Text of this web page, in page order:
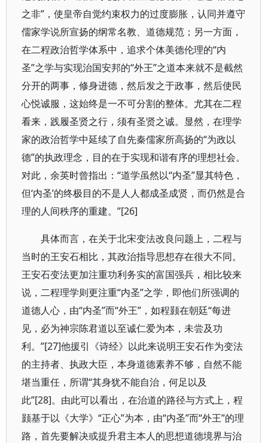
之非”，使皇帝自觉约束权力的过度膨胀，认同并遵守
儒家学说所宣扬的纲常名教、道德规范；另一方面，
在二程政治哲学体系中，追求个体美德伦理的“内
圣”之学与实现治国安邦的“外王”之道本来就不是截然
分开的两事，修身进德，然后发之于政事，然后使民
心悦诚服，这始终是一不可分割的整体。尤其在二程
看来，践履圣贤之行，须有圣贤之诚。显然，在理学
家的政治哲学中延续了自先秦儒家所高扬的“为政以
德”的执政理念，目的在于实现和谐有序的理想社会。
对此，余英时曾指出：“道学虽然以“内圣”显其特色，
但‘内圣’的终极目的不是人人都成圣成贤，而仍然是合
理的人间秩序的重建。”[26]
具体而言，在关于北宋变法改良问题上，二程与
当时的王安石相比，其政治指导思想存在很大不同。
王安石变法更加注重功利务实的富国强兵，相比较来
说，二程理学则更注重“内圣”之学，即他们所强调的
道德人心，由“内圣”而“外王”，如程颢在朝廷“每进
见，必为神宗陈君道以至诚仁爱为本，未尝及功
利。”[27]他援引《诗经》以此来说明王安石作为变法
的主持者、执政大臣，本身道德素养不够，自然不能
堪当重任，所谓“其身犹不能自治，何足以及
此”[28]。由此可以看出，在治道的路径与方式上，程
颢基于以《大学》“正心”为本，由“内圣”而“外王”的理
路，首先要解决或提升君主本人的思想道德境界与治